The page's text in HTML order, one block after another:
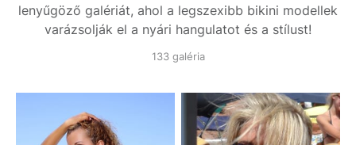
lenyűgöző galériát, ahol a legszexibb bikini modellek
varázsolják el a nyári hangulatot és a stílust!
133 galéria